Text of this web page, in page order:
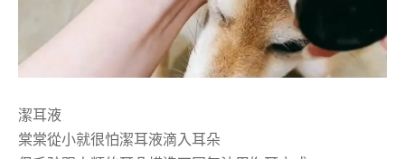
潔耳液
棠棠從小就很怕潔耳液滴入耳朵